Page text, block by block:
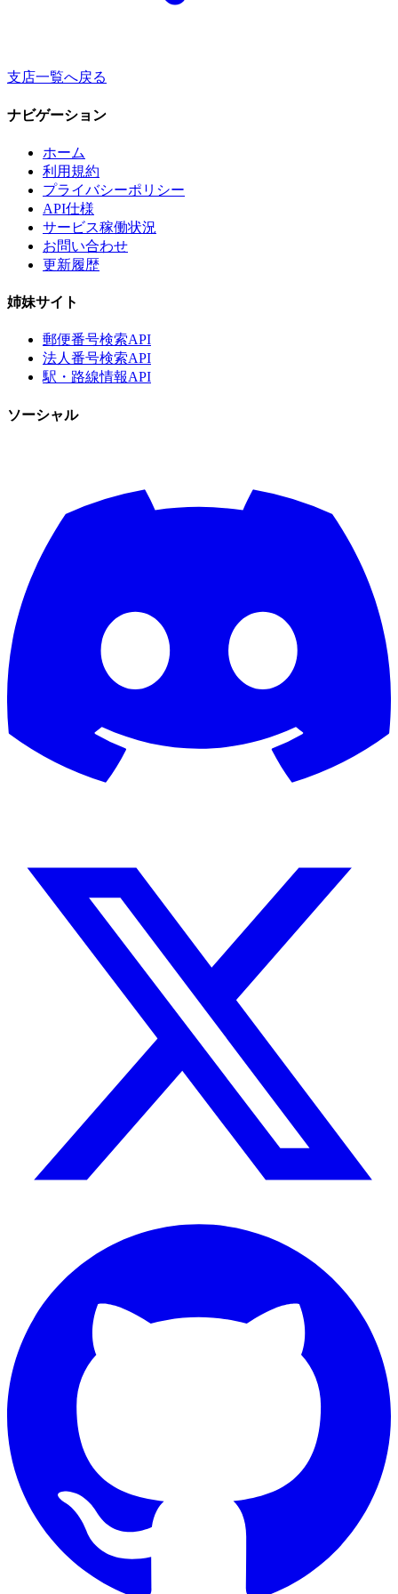
支店一覧へ戻る
ナビゲーション
ホーム
利用規約
プライバシーポリシー
API仕様
サービス稼働状況
お問い合わせ
更新履歴
姉妹サイト
郵便番号検索API
法人番号検索API
駅・路線情報API
ソーシャル